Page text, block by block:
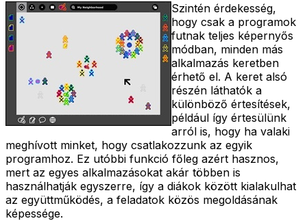
Szintén érdekesség,
hogy csak a programok
futnak teljes képernyős
módban, minden más
alkalmazás keretben
érhető el. A keret alsó
részén láthatók a
különböző értesítések,
például így értesülünk
arról is, hogy ha valaki
meghívott minket, hogy csatlakozzunk az egyik
programhoz. Ez utóbbi funkció főleg azért hasznos,
mert az egyes alkalmazásokat akár többen is
használhatják egyszerre, így a diákok között kialakulhat
az együttműködés, a feladatok közös megoldásának
képessége.